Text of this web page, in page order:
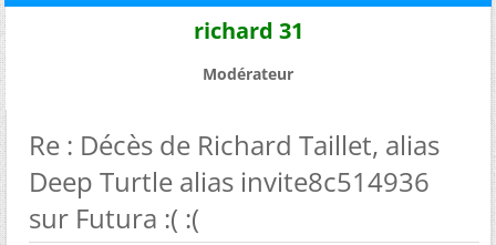
richard 31
Modérateur
Re : Décès de Richard Taillet, alias
Deep Turtle alias invite8c514936
sur Futura :( :(